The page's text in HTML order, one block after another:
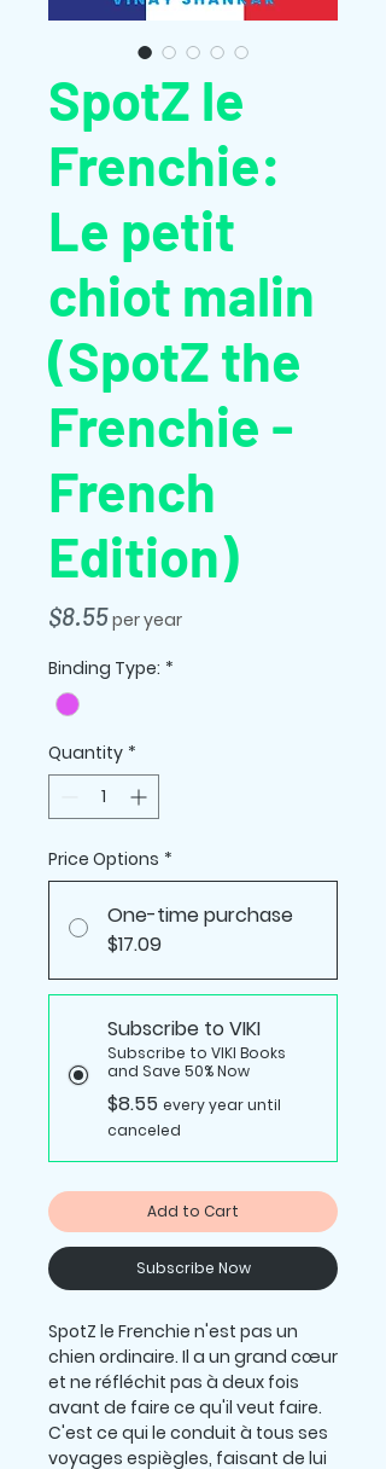
SpotZ le
Frenchie:
Le petit
chiot malin
(SpotZ the
Frenchie -
French
Edition)
$8.55Price
per year
Binding Type: *
Quantity *
Price Options *
One-time purchase
$17.09
Subscribe to VIKI
Subscribe to VIKI Books
and Save 50% Now
$8.55 every year until
canceled
Add to Cart
Subscribe Now
SpotZ le Frenchie n'est pas un
chien ordinaire. Il a un grand cœur
et ne réfléchit pas à deux fois
avant de faire ce qu'il veut faire.
C'est ce qui le conduit à tous ses
voyages espiègles, faisant de lui